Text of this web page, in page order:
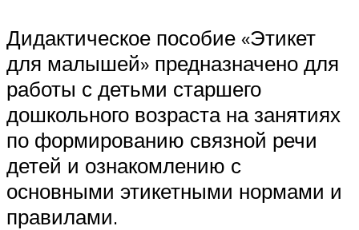
Дидактическое пособие «Этикет
для малышей» предназначено для
работы с детьми старшего
дошкольного возраста на занятиях
по формированию связной речи
детей и ознакомлению с
основными этикетными нормами и
правилами.